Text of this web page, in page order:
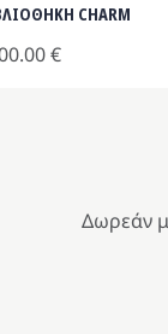
CHARM
€
Δωρεάν